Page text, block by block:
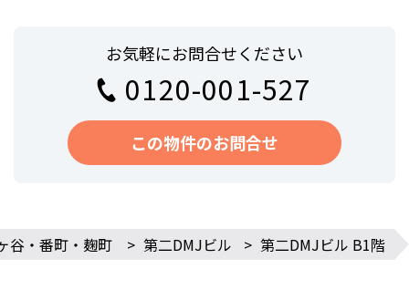
お気軽にお問合せください
0120-001-527
この物件のお問合せ
谷・番町・麹町 > 第二DMJビル > 第二DMJビル B1階